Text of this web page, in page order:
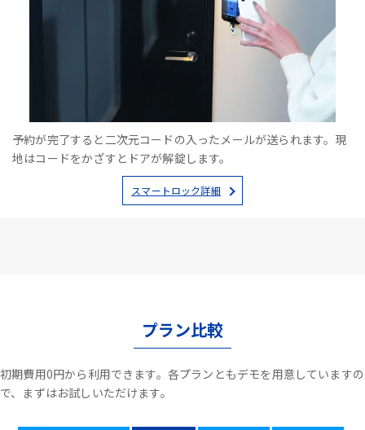
予約が完了すると二次元コードの入ったメールが送られます。現
地はコードをかざすとドアが解錠します。
スマートロック詳細
プラン比較
初期費用0円から利用できます。各プランともデモを用意していますの
で、まずはお試しいただけます。